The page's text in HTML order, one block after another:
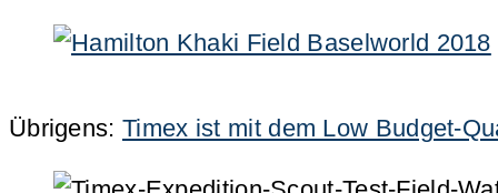
Übrigens:Timex ist mit dem Low Budget-